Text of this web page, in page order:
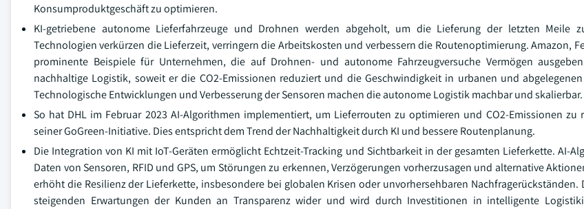
Konsumproduktgeschäft zu optimieren.
KI-getriebene autonome Lieferfahrzeuge und Drohnen werden abgeholt, um die Lieferung der letzten Meile
Technologien verkürzen die Lieferzeit, verringern die Arbeitskosten und verbessern die Routenoptimierung. Amazon,
prominente Beispiele für Unternehmen, die auf Drohnen- und autonome Fahrzeugversuche Vermögen
nachhaltige Logistik, soweit er die CO2-Emissionen reduziert und die Geschwindigkeit in urbanen und
Technologische Entwicklungen und Verbesserung der Sensoren machen die autonome Logistik machbar und skalierbar.
So hat DHL im Februar 2023 AI-Algorithmen implementiert, um Lieferrouten zu optimieren und CO2-Emissionen zu
seiner GoGreen-Initiative. Dies entspricht dem Trend der Nachhaltigkeit durch KI und bessere Routenplanung.
Die Integration von KI mit IoT-Geräten ermöglicht Echtzeit-Tracking und Sichtbarkeit in der gesamten Lieferkette. AI-
Daten von Sensoren, RFID und GPS, um Störungen zu erkennen, Verzögerungen vorherzusagen und alternative
erhöht die Resilienz der Lieferkette, insbesondere bei globalen Krisen oder unvorhersehbaren Nachfragerückständen.
steigenden Erwartungen der Kunden an Transparenz wider und wird durch Investitionen in intelligente